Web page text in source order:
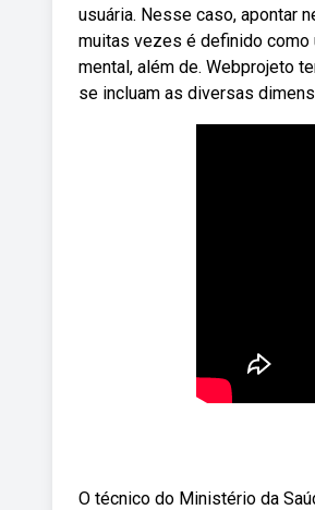
usuária. Nesse caso, apontar
muitas vezes é definido
mental, além de. Webprojeto
se incluam as diversas
O técnico do Ministério da